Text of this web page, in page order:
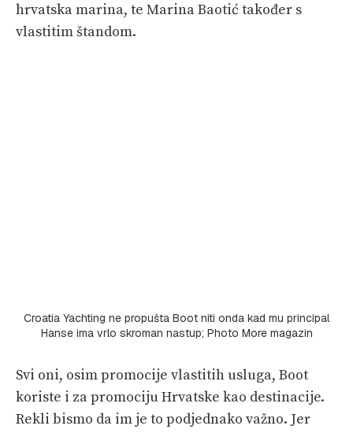
hrvatska marina, te Marina Baotić također s
vlastitim štandom.
Croatia Yachting ne propušta Boot niti onda kad mu principal
Hanse ima vrlo skroman nastup; Photo More magazin
Svi oni, osim promocije vlastitih usluga, Boot
koriste i za promociju Hrvatske kao destinacije.
Rekli bismo da im je to podjednako važno. Jer